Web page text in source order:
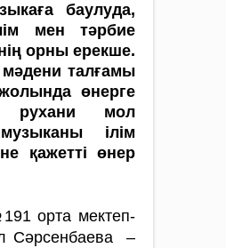
баулуда,
мен тәрбие
орны ерекше.
талғамы
өнерге
рухани мол
ілім
қажетті өнер
орта мектеп­­­­­­
Сәрсенбаева –